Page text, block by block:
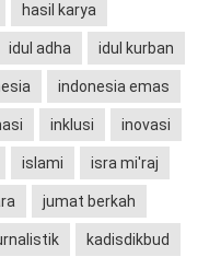
hasil karya
idul adha idul kurban
indonesia emas
inklusi inovasi
islami isra mi'raj
jumat berkah
kadisdikbud